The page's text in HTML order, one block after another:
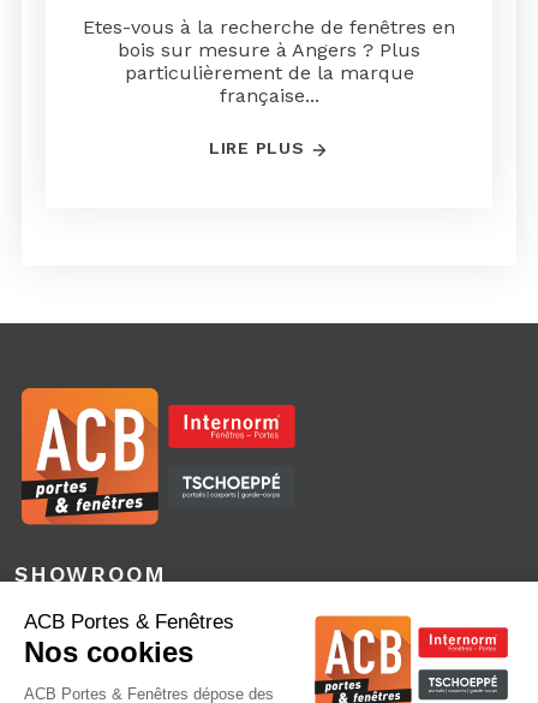
Etes-vous à la recherche de fenêtres en
bois sur mesure à Angers ? Plus
particulièrement de la marque
française...
LIRE PLUS
SHOWROOM
3 Boulevard des Bretonnières – Bâtiment F
49124 Saint Barthélemy d’Anjou